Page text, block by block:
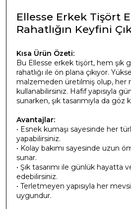
Ellesse Erkek Tişört
Rahatlığın Keyfini
Kısa Ürün Özeti:
Bu Ellesse erkek tişört, hem şık
rahatlığı ile ön plana çıkıyor.
malzemeden üretilmiş olup, her
kullanabilirsiniz. Hafif yapısıyla
sunarken, şık tasarımıyla da göz
Avantajlar:
• Esnek kumaşı sayesinde her
yapabilirsiniz.
• Kolay bakımı sayesinde uzun
sunar.
• Şık tasarımı ile günlük
edebilirsiniz.
• Terletmeyen yapısıyla her
uygundur.